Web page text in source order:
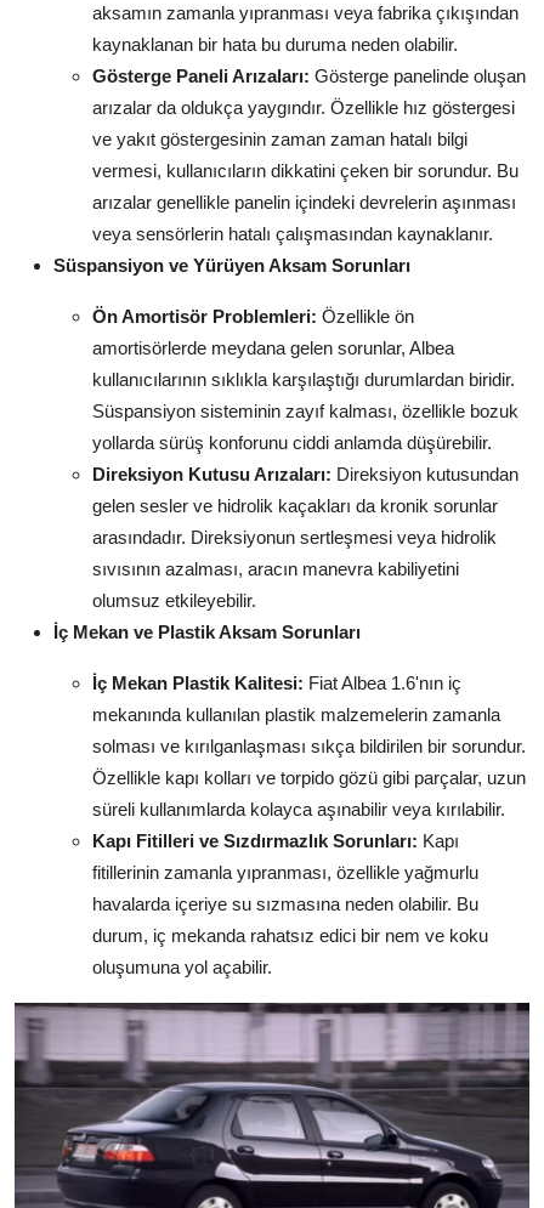
aksamın zamanla yıpranması veya fabrika çıkışından
kaynaklanan bir hata bu duruma neden olabilir.
Gösterge Paneli Arızaları: Gösterge panelinde oluşan
arızalar da oldukça yaygındır. Özellikle hız göstergesi
ve yakıt göstergesinin zaman zaman hatalı bilgi
vermesi, kullanıcıların dikkatini çeken bir sorundur. Bu
arızalar genellikle panelin içindeki devrelerin aşınması
veya sensörlerin hatalı çalışmasından kaynaklanır.
Süspansiyon ve Yürüyen Aksam Sorunları
Ön Amortisör Problemleri: Özellikle ön
amortisörlerde meydana gelen sorunlar, Albea
kullanıcılarının sıklıkla karşılaştığı durumlardan biridir.
Süspansiyon sisteminin zayıf kalması, özellikle bozuk
yollarda sürüş konforunu ciddi anlamda düşürebilir.
Direksiyon Kutusu Arızaları: Direksiyon kutusundan
gelen sesler ve hidrolik kaçakları da kronik sorunlar
arasındadır. Direksiyonun sertleşmesi veya hidrolik
sıvısının azalması, aracın manevra kabiliyetini
olumsuz etkileyebilir.
İç Mekan ve Plastik Aksam Sorunları
İç Mekan Plastik Kalitesi: Fiat Albea 1.6'nın iç
mekanında kullanılan plastik malzemelerin zamanla
solması ve kırılganlaşması sıkça bildirilen bir sorundur.
Özellikle kapı kolları ve torpido gözü gibi parçalar, uzun
süreli kullanımlarda kolayca aşınabilir veya kırılabilir.
Kapı Fitilleri ve Sızdırmazlık Sorunları: Kapı
fitillerinin zamanla yıpranması, özellikle yağmurlu
havalarda içeriye su sızmasına neden olabilir. Bu
durum, iç mekanda rahatsız edici bir nem ve koku
oluşumuna yol açabilir.